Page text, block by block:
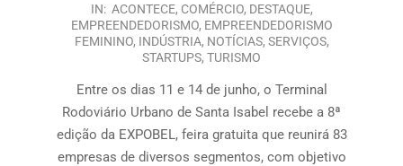
IN: ACONTECE, COMÉRCIO, DESTAQUE,
EMPREENDEDORISMO, EMPREENDEDORISMO
FEMININO, INDÚSTRIA, NOTÍCIAS, SERVIÇOS,
STARTUPS, TURISMO
Entre os dias 11 e 14 de junho, o Terminal
Rodoviário Urbano de Santa Isabel recebe a 8ª
edição da EXPOBEL, feira gratuita que reunirá 83
empresas de diversos segmentos, com objetivo